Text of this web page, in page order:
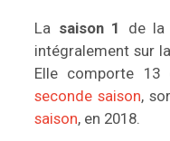
La saison 1 de la
intégralement sur
Elle comporte 13
seconde saison,
saison, en 2018.